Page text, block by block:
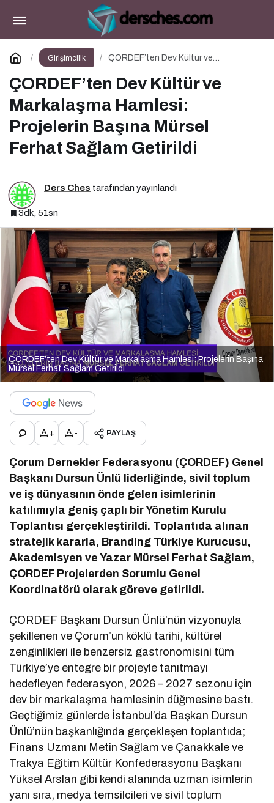
Girişimcilik
ÇORDEF’ten Dev Kültür ve
Mürsel Ferhat Sağlam Getirildi
ÇORDEF’ten Dev Kültür ve
Markalaşma Hamlesi:
Projelerin Başına Mürsel
Ferhat Sağlam Getirildi
Ders Ches tarafından yayınlandı
3dk, 51sn
ÇORDEF’ten Dev Kültür ve Markalaşma Hamlesi: Projelerin Başına
Mürsel Ferhat Sağlam Getirildi
+ - PAYLAŞ
Çorum Dernekler Federasyonu (ÇORDEF) Genel
Başkanı Dursun Ünlü liderliğinde, sivil toplum
ve iş dünyasının önde gelen isimlerinin
katılımıyla geniş çaplı bir Yönetim Kurulu
Toplantısı gerçekleştirildi. Toplantıda alınan
stratejik kararla, Branding Türkiye Kurucusu,
Akademisyen ve Yazar Mürsel Ferhat Sağlam,
ÇORDEF Projelerden Sorumlu Genel
Koordinatörü olarak göreve getirildi.
ÇORDEF Başkanı Dursun Ünlü’nün vizyonuyla
şekillenen ve Çorum’un köklü tarihi, kültürel
zenginlikleri ile benzersiz gastronomisini tüm
Türkiye’ye entegre bir projeyle tanıtmayı
hedefleyen federasyon, 2026 – 2027 sezonu için
dev bir markalaşma hamlesinin düğmesine bastı.
Geçtiğimiz günlerde İstanbul’da Başkan Dursun
Ünlü’nün başkanlığında gerçekleşen toplantıda;
Finans Uzmanı Metin Sağlam ve Çanakkale ve
Trakya Eğitim Kültür Konfederasyonu Başkanı
Yüksel Arslan gibi kendi alanında uzman isimlerin
yanı sıra, medya temsilcileri ve sivil toplum
Gençlerin Umudu “Büyüt Hayallerini” ile 267
Genç Daha Kanatlandı
Yorum Yap